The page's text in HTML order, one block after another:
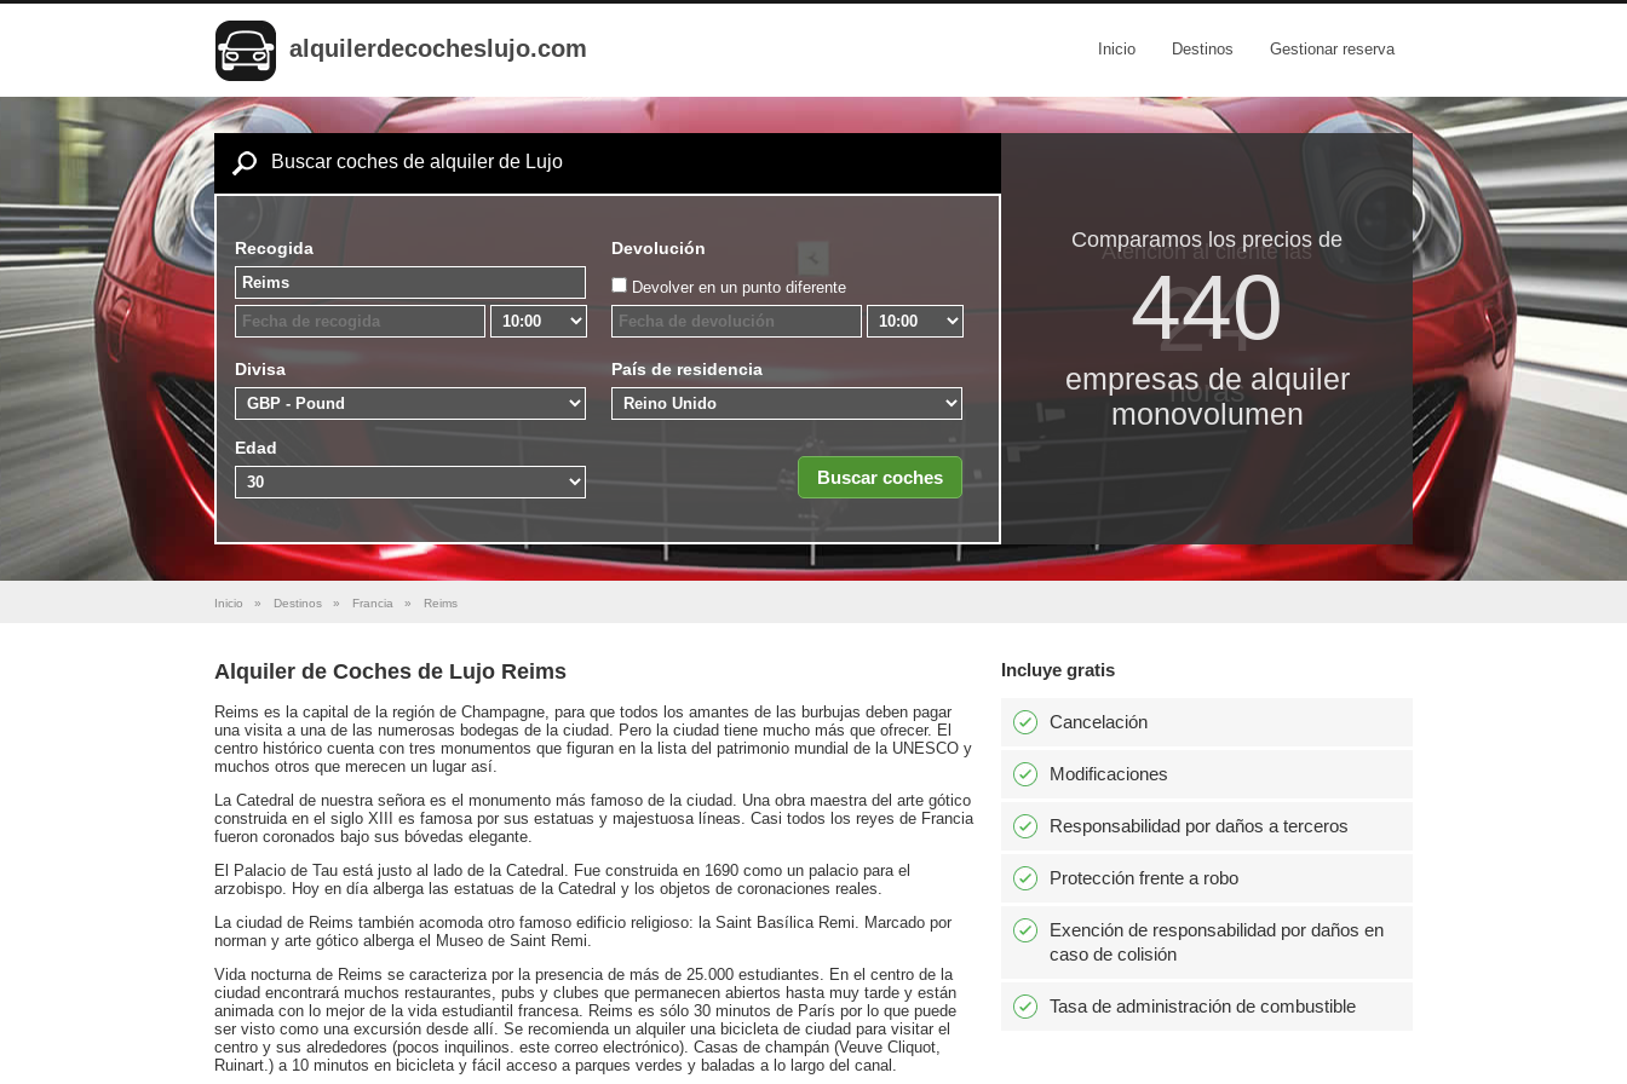
alquilerdecocheslujo.com Inicio Destinos Gestionar reserva
Buscar coches de alquiler de Lujo
Recogida Devolución
Devolver en un punto diferente
Divisa País de residencia
Edad
Comparamos los precios de
440
empresas de alquiler
monovolumen
Atención al cliente las
24
horas
Inicio » Destinos » Francia » Reims
Alquiler de Coches de Lujo Reims
Reims es la capital de la región de Champagne, para que todos los amantes de las burbujas deben pagar
una visita a una de las numerosas bodegas de la ciudad. Pero la ciudad tiene mucho más que ofrecer. El
centro histórico cuenta con tres monumentos que figuran en la lista del patrimonio mundial de la UNESCO y
muchos otros que merecen un lugar así.
La Catedral de nuestra señora es el monumento más famoso de la ciudad. Una obra maestra del arte gótico
construida en el siglo XIII es famosa por sus estatuas y majestuosa líneas. Casi todos los reyes de Francia
fueron coronados bajo sus bóvedas elegante.
El Palacio de Tau está justo al lado de la Catedral. Fue construida en 1690 como un palacio para el
arzobispo. Hoy en día alberga las estatuas de la Catedral y los objetos de coronaciones reales.
La ciudad de Reims también acomoda otro famoso edificio religioso: la Saint Basílica Remi. Marcado por
norman y arte gótico alberga el Museo de Saint Remi.
Vida nocturna de Reims se caracteriza por la presencia de más de 25.000 estudiantes. En el centro de la
ciudad encontrará muchos restaurantes, pubs y clubes que permanecen abiertos hasta muy tarde y están
animada con lo mejor de la vida estudiantil francesa. Reims es sólo 30 minutos de París por lo que puede
ser visto como una excursión desde allí. Se recomienda un alquiler una bicicleta de ciudad para visitar el
centro y sus alrededores (pocos inquilinos. este correo electrónico). Casas de champán (Veuve Cliquot,
Ruinart.) a 10 minutos en bicicleta y fácil acceso a parques verdes y baladas a lo largo del canal.
Incluye gratis
Cancelación
Modificaciones
Responsabilidad por daños a terceros
Protección frente a robo
Exención de responsabilidad por daños en
caso de colisión
Tasa de administración de combustible